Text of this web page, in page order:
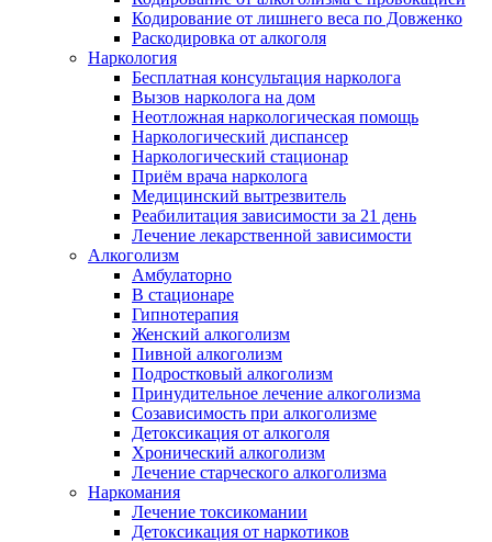
Кодирование от лишнего веса по Довженко
Раскодировка от алкоголя
Наркология
Бесплатная консультация нарколога
Вызов нарколога на дом
Неотложная наркологическая помощь
Наркологический диспансер
Наркологический стационар
Приём врача нарколога
Медицинский вытрезвитель
Реабилитация зависимости за 21 день
Лечение лекарственной зависимости
Алкоголизм
Амбулаторно
В стационаре
Гипнотерапия
Женский алкоголизм
Пивной алкоголизм
Подростковый алкоголизм
Принудительное лечение алкоголизма
Созависимость при алкоголизме
Детоксикация от алкоголя
Хронический алкоголизм
Лечение старческого алкоголизма
Наркомания
Лечение токсикомании
Детоксикация от наркотиков